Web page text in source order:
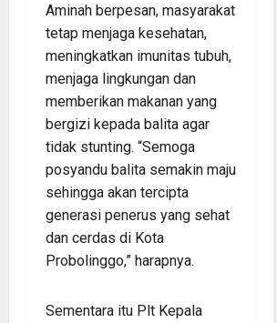
Aminah berpesan, masyarakat
tetap menjaga kesehatan,
meningkatkan imunitas tubuh,
menjaga lingkungan dan
memberikan makanan yang
bergizi kepada balita agar
tidak stunting. “Semoga
posyandu balita semakin maju
sehingga akan tercipta
generasi penerus yang sehat
dan cerdas di Kota
Probolinggo,” harapnya.
Sementara itu Plt Kepala